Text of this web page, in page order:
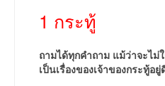
1 กระทู้
ถามได้ทุกคำถาม แม้ว่าจะไม่
เป็นเรื่องของเจ้าของกระทู้อยู่